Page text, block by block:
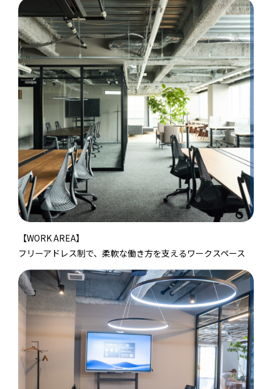
【WORK AREA】
フリーアドレス制で、柔軟な働き方を支えるワークスペース